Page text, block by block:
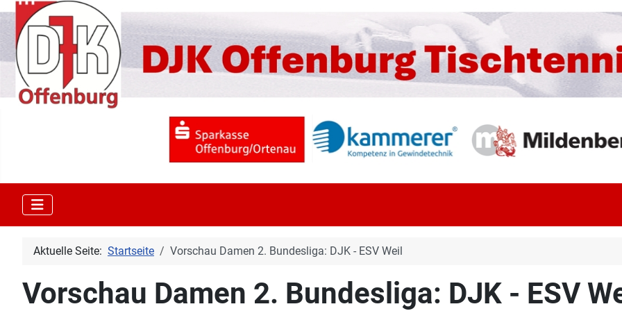
Aktuelle Seite: Startseite Vorschau Damen 2. Bundesliga: DJK - ESV Weil
Vorschau Damen 2. Bundesliga: DJK - ESV